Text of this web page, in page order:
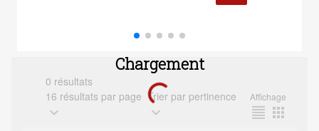
Chargement
0 résultats
16 résultats par page
expand_more
Trier par pertinence
expand_more
Affichage
format_align_justify apps